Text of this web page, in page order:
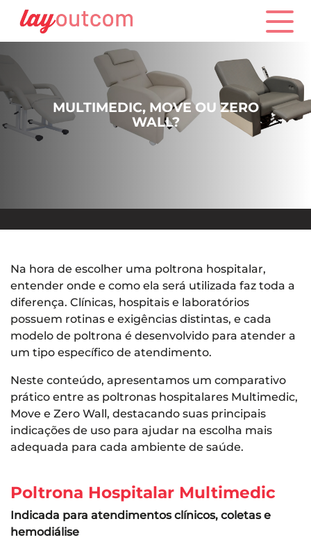
MULTIMEDIC, MOVE OU ZERO
WALL?
Na hora de escolher uma poltrona hospitalar,
entender onde e como ela será utilizada faz toda a
diferença. Clínicas, hospitais e laboratórios
possuem rotinas e exigências distintas, e cada
modelo de poltrona é desenvolvido para atender a
um tipo específico de atendimento.
Neste conteúdo, apresentamos um comparativo
prático entre as poltronas hospitalares Multimedic,
Move e Zero Wall, destacando suas principais
indicações de uso para ajudar na escolha mais
adequada para cada ambiente de saúde.
Poltrona Hospitalar Multimedic
Indicada para atendimentos clínicos, coletas e
hemodiálise